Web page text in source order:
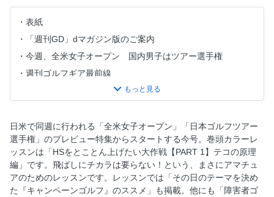
表紙
「週刊GD」dマガジン版のご案内
今週、全米女子オープン 国内男子はツアー選手権
週刊ゴルフギア最前線
【カラーグラビア】入谷響がツアー2勝目 ほか
プロのスペック…今平周吾
ゴルフギア売り上げランキング
【What’s in the Bag？】オデッセイ「TRTL（タートル）」
目次
小祝さくら「ゴルフときどきタン塩」
日米で同週に行われる「全米女子オープン」「日本ゴルフツアー
選手権」のプレビュー特集からスタートする今号。巻頭カラーレ
ッスンは「HSをとことん上げたい大作戦【PART 1】テコの原理
編」です。飛ばしにチカラは要らない！という、まさにアマチュ
アのためのレッスンです。レッスンでは「その日のテーマを決め
た『キャンペーンゴルフ』のススメ」も掲載。他にも「障害者ゴ